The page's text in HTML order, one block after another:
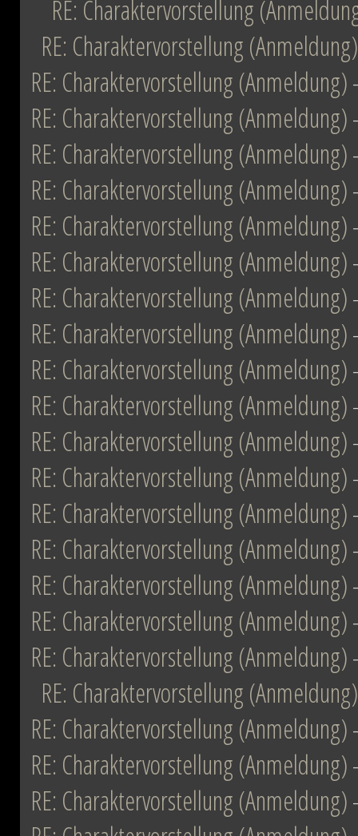
RE: Charaktervorstellung
RE: Charaktervorstellung (Anmeldung)
RE: Charaktervorstellung (Anmeldung)
RE: Charaktervorstellung (Anmeldung)
RE: Charaktervorstellung (Anmeldung)
RE: Charaktervorstellung (Anmeldung)
RE: Charaktervorstellung (Anmeldung)
RE: Charaktervorstellung (Anmeldung)
RE: Charaktervorstellung (Anmeldung)
RE: Charaktervorstellung (Anmeldung)
RE: Charaktervorstellung (Anmeldung)
RE: Charaktervorstellung (Anmeldung)
RE: Charaktervorstellung (Anmeldung)
RE: Charaktervorstellung (Anmeldung)
RE: Charaktervorstellung (Anmeldung)
RE: Charaktervorstellung (Anmeldung)
RE: Charaktervorstellung (Anmeldung)
RE: Charaktervorstellung (Anmeldung)
RE: Charaktervorstellung (Anmeldung)
RE: Charaktervorstellung (Anmeldung)
RE: Charaktervorstellung (Anmeldung)
RE: Charaktervorstellung (Anmeldung)
RE: Charaktervorstellung (Anmeldung)